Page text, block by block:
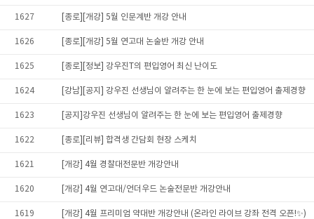
1627 [종로][개강] 5월 인문계반 개강 안내
1626 [종로][개강] 5월 연고대 논술반 개강 안내
1625 [종로][정보] 강우진T의 편입영어 최신 난이도
1624 [강남][공지] 강우진 선생님이 알려주는 한 눈에 보는 편입영어 출제경향
1623 [공지]강우진 선생님이 알려주는 한 눈에 보는 편입영어 출제경향
1622 [종로][리뷰] 합격생 간담회 현장 스케치
1621 [개강] 4월 경찰대전문반 개강안내
1620 [개강] 4월 연고대/언더우드 논술전문반 개강안내
1619 [개강] 4월 프리미엄 약대반 개강안내 (온라인 라이브 강좌 전격 오픈!✨)